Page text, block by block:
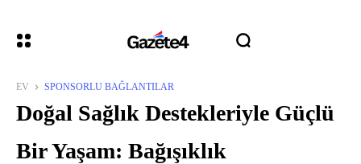
EV SPONSORLU BAĞLANTILAR
Doğal Sağlık Destekleriyle Güçlü
Bir Yaşam: Bağışıklık